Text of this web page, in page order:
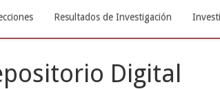
Resultados de Investigación
Digital